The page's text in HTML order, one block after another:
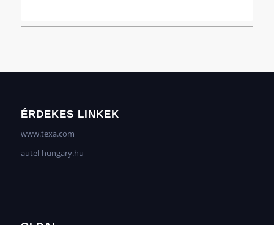
ÉRDEKES LINKEK
www.texa.com
autel-hungary.hu